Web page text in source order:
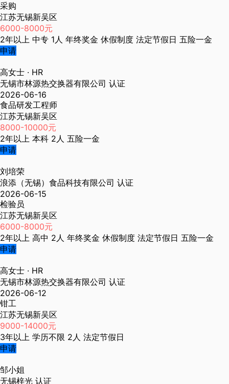
采购
江苏无锡新吴区
6000-8000元
2年以上 中专 1人 年终奖金 休假制度 法定节假日 五险一金
申请
高女士 · HR
无锡市林源热交换器有限公司 认证
2026-06-16
食品研发工程师
江苏无锡新吴区
8000-10000元
2年以上 本科 2人 五险一金
申请
刘培荣
浪添（无锡）食品科技有限公司 认证
2026-06-15
检验员
江苏无锡新吴区
6000-8000元
2年以上 高中 2人 年终奖金 休假制度 法定节假日 五险一金
申请
高女士 · HR
无锡市林源热交换器有限公司 认证
2026-06-12
钳工
江苏无锡新吴区
9000-14000元
3年以上 学历不限 2人 法定节假日
申请
邹小姐
无锡梓光 认证